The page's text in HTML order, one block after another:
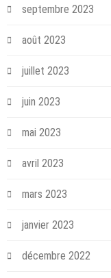
septembre 2023
août 2023
juillet 2023
juin 2023
mai 2023
avril 2023
mars 2023
janvier 2023
décembre 2022